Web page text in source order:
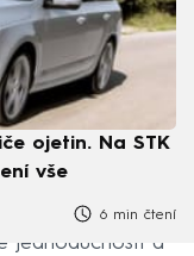
ojetin. Na STK
vše
6 min čtení
jednoduchosti a